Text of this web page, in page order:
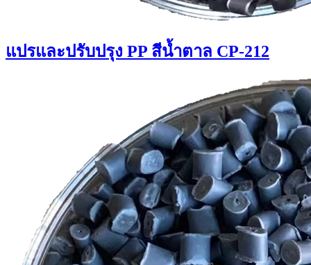
แปรและปรับปรุง PP สีน้ำตาล CP-212